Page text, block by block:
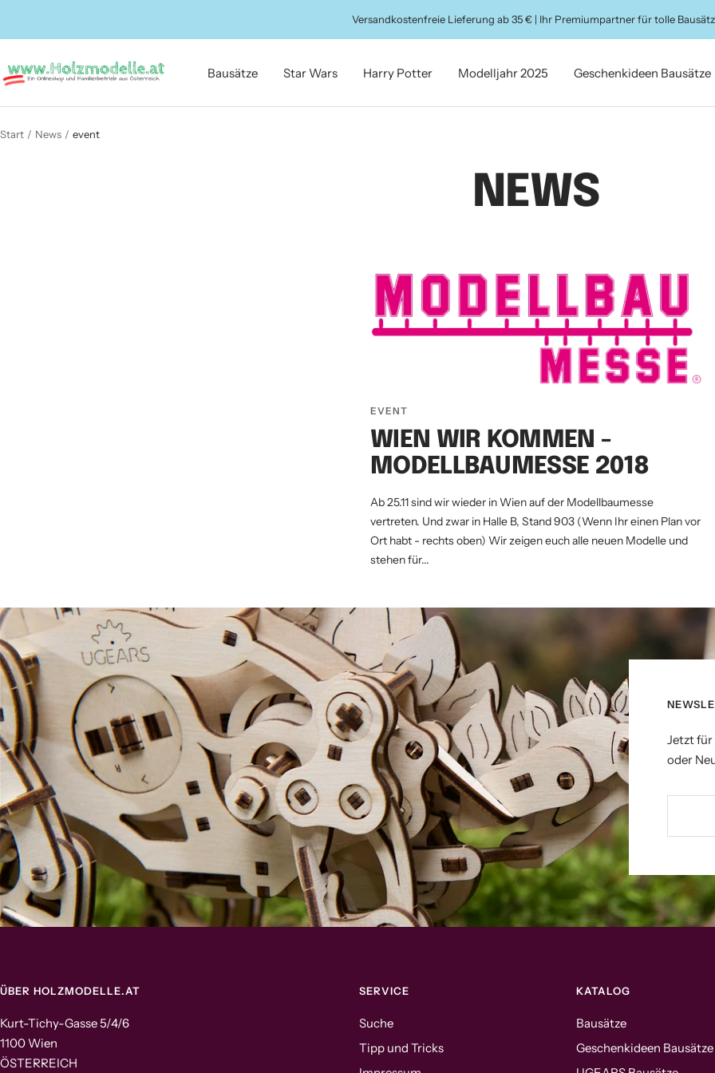
Versandkostenfreie Lieferung ab 35 € | Ihr Premiumpartner für tolle
Bausätze Star Wars Harry Potter Modelljahr 2025 Geschenkideen Bausätze
Holzmodelle.at
Start News event
NEWS
EVENT
WIEN WIR KOMMEN -
MODELLBAUMESSE 2018
Ab 25.11 sind wir wieder in Wien auf der Modellbaumesse
vertreten. Und zwar in Halle B, Stand 903 (Wenn Ihr einen Plan vor
Ort habt - rechts oben) Wir zeigen euch alle neuen Modelle und
stehen für...
Jetzt für
oder
ÜBER HOLZMODELLE.AT
Kurt-Tichy-Gasse 5/4/6
1100 Wien
ÖSTERREICH
SERVICE
Suche
Tipp und Tricks
KATALOG
Bausätze
Geschenkideen Bausätze